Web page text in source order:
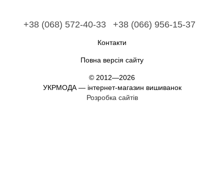
+38 (068) 572-40-33 +38 (066) 956-15-37
Контакти
Повна версія сайту
© 2012—2026
УКРМОДА — інтернет-магазин вишиванок
Розробка сайтів